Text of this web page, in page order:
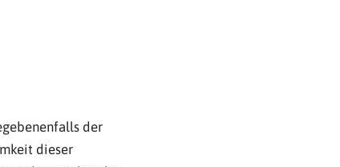
der
dieser